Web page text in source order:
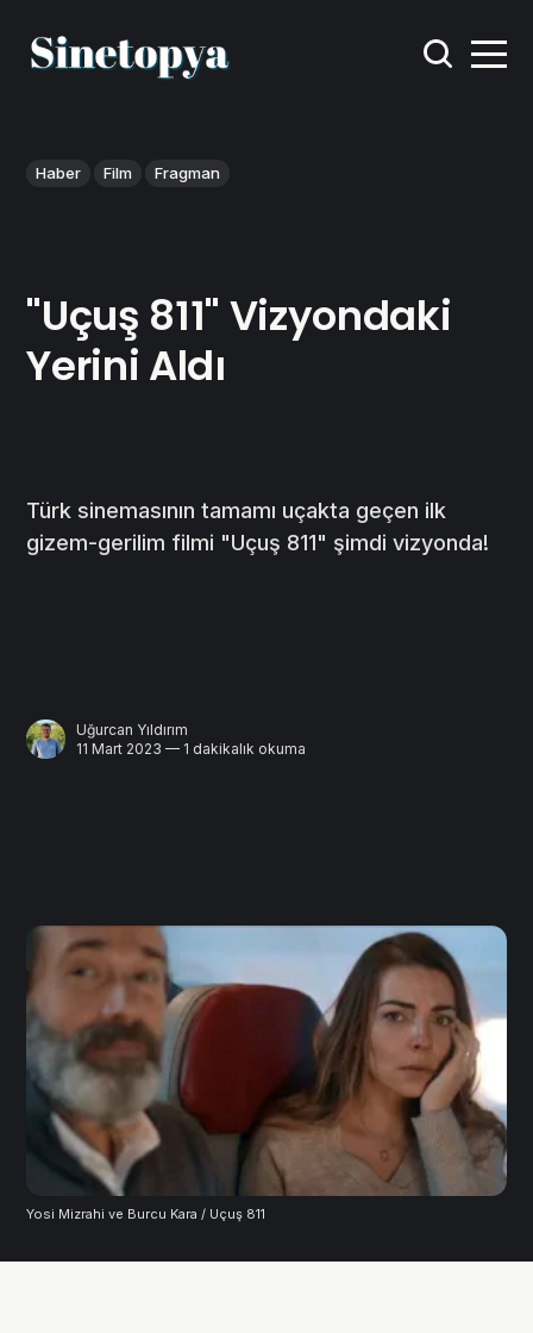
Haber Film Fragman
"Uçuş 811" Vizyondaki
Yerini Aldı
Türk sinemasının tamamı uçakta geçen ilk
gizem-gerilim filmi "Uçuş 811" şimdi vizyonda!
Uğurcan Yıldırım
11 Mart 2023 — 1 dakikalık okuma
Yosi Mizrahi ve Burcu Kara / Uçuş 811